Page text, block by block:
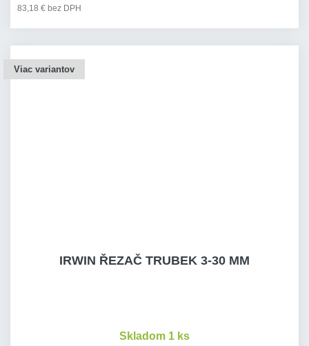
83,18 € bez DPH
Viac variantov
IRWIN ŘEZAČ TRUBEK 3-30 MM
Skladom 1 ks